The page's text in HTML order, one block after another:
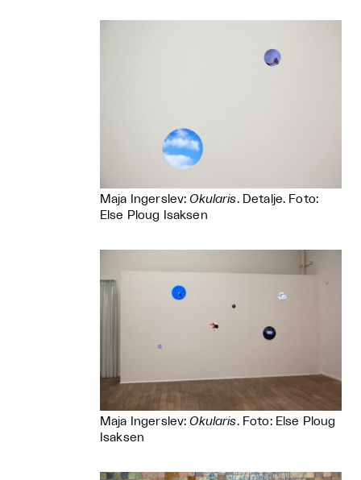
Maja Ingerslev:Okularis. Detalje. Foto:
Else Ploug Isaksen
Maja Ingerslev:Okularis. Foto: Else Ploug
Isaksen